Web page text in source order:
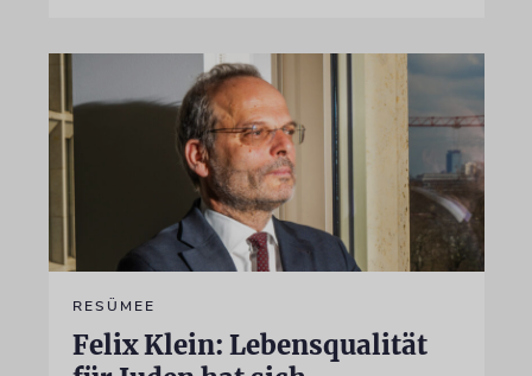
RESÜMEE
Felix Klein: Lebensqualität